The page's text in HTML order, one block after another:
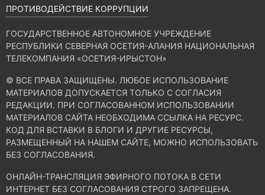
ПРОТИВОДЕЙСТВИЕ КОРРУПЦИИ
ГОСУДАРСТВЕННОЕ АВТОНОМНОЕ УЧРЕЖДЕНИЕ
РЕСПУБЛИКИ СЕВЕРНАЯ ОСЕТИЯ-АЛАНИЯ НАЦИОНАЛЬНАЯ
ТЕЛЕКОМПАНИЯ «ОСЕТИЯ-ИРЫСТОН»
© ВСЕ ПРАВА ЗАЩИЩЕНЫ. ЛЮБОЕ ИСПОЛЬЗОВАНИЕ
МАТЕРИАЛОВ ДОПУСКАЕТСЯ ТОЛЬКО С СОГЛАСИЯ
РЕДАКЦИИ. ПРИ СОГЛАСОВАННОМ ИСПОЛЬЗОВАНИИ
МАТЕРИАЛОВ САЙТА НЕОБХОДИМА ССЫЛКА НА РЕСУРС.
КОД ДЛЯ ВСТАВКИ В БЛОГИ И ДРУГИЕ РЕСУРСЫ,
РАЗМЕЩЕННЫЙ НА НАШЕМ САЙТЕ, МОЖНО ИСПОЛЬЗОВАТЬ
БЕЗ СОГЛАСОВАНИЯ.
ОНЛАЙН-ТРАНСЛЯЦИЯ ЭФИРНОГО ПОТОКА В СЕТИ
ИНТЕРНЕТ БЕЗ СОГЛАСОВАНИЯ СТРОГО ЗАПРЕЩЕНА.